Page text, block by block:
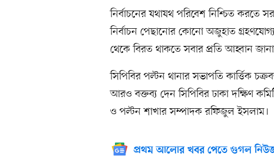
নির্বাচনের যথাযথ পরিবেশ নিশ্চিত করতে
নির্বাচন পেছানোর কোনো অজুহাত
থেকে বিরত থাকতে সবার প্রতি আহ্বান
সিপিবির পল্টন থানার সভাপতি কার্ত্তিক
আরও বক্তব্য দেন সিপিবির ঢাকা দক্ষিণ
ও পল্টন শাখার সম্পাদক রফিজুল ইসলাম।
প্রথম আলোর খবর পেতে গুগল